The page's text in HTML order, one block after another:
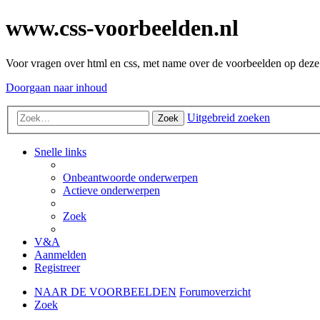
www.css-voorbeelden.nl
Voor vragen over html en css, met name over de voorbeelden op
Doorgaan naar inhoud
Zoek Uitgebreid zoeken
Snelle links
Onbeantwoorde onderwerpen
Actieve onderwerpen
Zoek
V&A
Aanmelden
Registreer
NAAR DE VOORBEELDEN Forumoverzicht
Zoek